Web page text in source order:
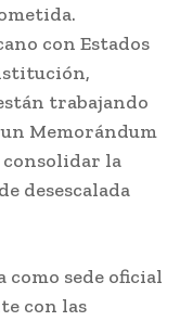
con Estados
trabajando
Memorándum
consolidar la
desescalada
como sede oficial
con las